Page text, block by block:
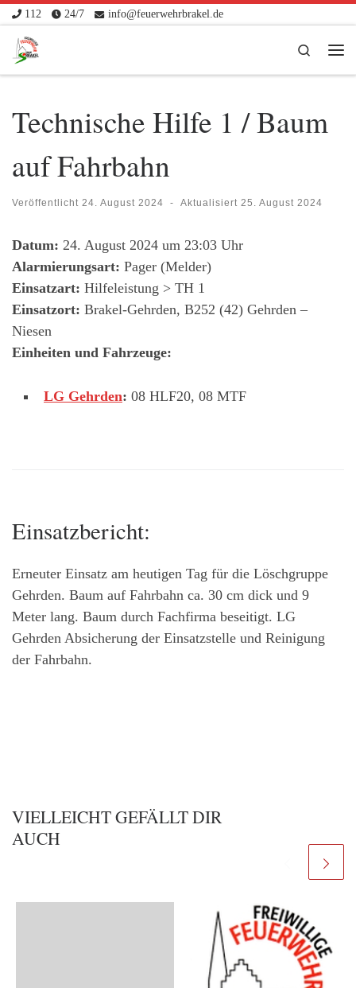
Zum Inhalt springen
112 24/7 info@feuerwehrbrakel.de
Search
Technische Hilfe 1 / Baum
auf Fahrbahn
Veröffentlicht 24. August 2024 - Aktualisiert 25. August 2024
Datum: 24. August 2024 um 23:03 Uhr
Alarmierungsart: Pager (Melder)
Einsatzart: Hilfeleistung > TH 1
Einsatzort: Brakel-Gehrden, B252 (42) Gehrden –
Niesen
Einheiten und Fahrzeuge:
LG Gehrden: 08 HLF20, 08 MTF
Einsatzbericht:
Erneuter Einsatz am heutigen Tag für die Löschgruppe
Gehrden. Baum auf Fahrbahn ca. 30 cm dick und 9
Meter lang. Baum durch Fachfirma beseitigt. LG
Gehrden Absicherung der Einsatzstelle und Reinigung
der Fahrbahn.
VIELLEICHT GEFÄLLT DIR
AUCH